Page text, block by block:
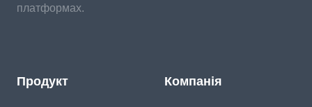
платформах.
Продукт Компанія